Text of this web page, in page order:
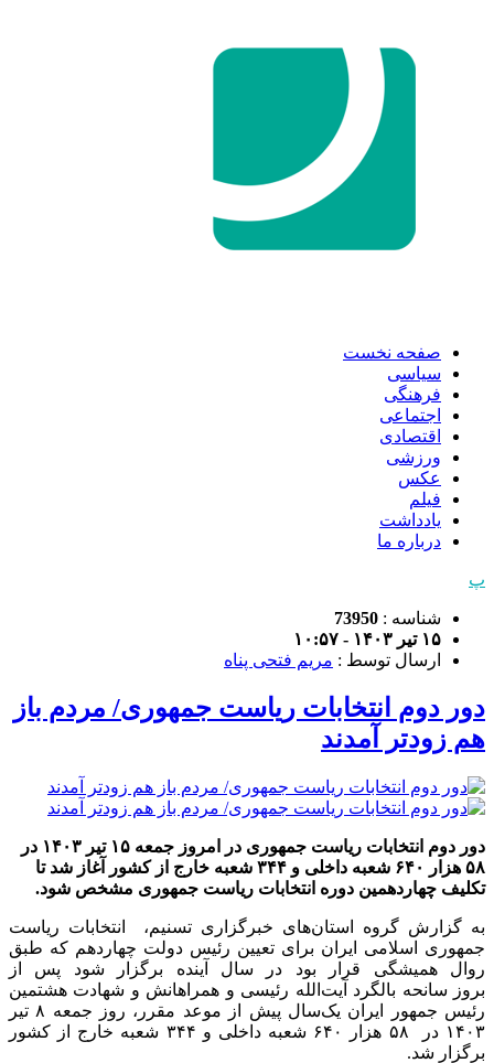
صفحه نخست
سیاسی
فرهنگی
اجتماعی
اقتصادی
ورزشی
عکس
فیلم
یادداشت
درباره ما
پ
شناسه : 73950
۱۵ تیر ۱۴۰۳ - ۱۰:۵۷
ارسال توسط : مریم فتحی پناه
دور دوم انتخابات ریاست جمهوری/ مردم باز
هم زودتر آمدند
دور دوم انتخابات ریاست جمهوری در امروز جمعه ۱۵ تیر ۱۴۰۳ در
۵۸ هزار ۶۴۰ شعبه داخلی و ۳۴۴ شعبه خارج از کشور آغاز شد تا
تکلیف چهاردهمین دوره انتخابات ریاست جمهوری مشخص شود.
به گزارش گروه استان‌های خبرگزاری تسنیم، انتخابات ریاست
جمهوری اسلامی ایران برای تعیین رئیس دولت چهاردهم که طبق
روال همیشگی قرار بود در سال آینده برگزار شود پس از
بروز سانحه بالگرد آیت‌الله رئیسی و همراهانش و شهادت هشتمین
رئیس جمهور ایران یک‌سال پیش از موعد مقرر، روز جمعه ۸ تیر
۱۴۰۳ در ۵۸ هزار ۶۴۰ شعبه داخلی و ۳۴۴ شعبه خارج از کشور
برگزار شد.